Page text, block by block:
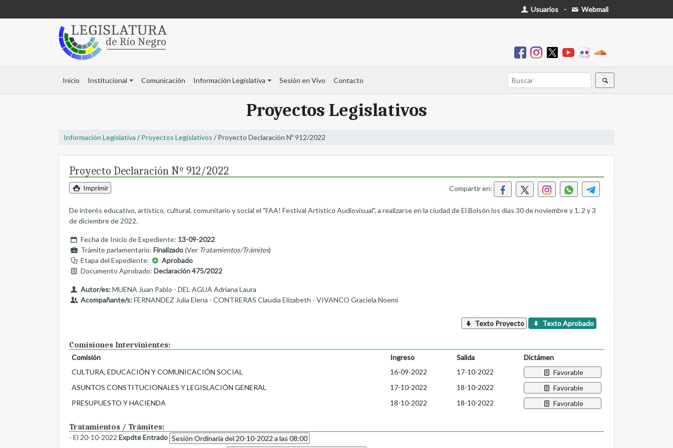
Usuarios - Webmail
Inicio Institucional Comunicación Información Legislativa Sesión en Vivo Contacto
Proyectos Legislativos
Información Legislativa / Proyectos Legislativos / Proyecto Declaración Nº 912/2022
Proyecto Declaración Nº 912/2022
Imprimir Compartir en:
De interés educativo, artístico, cultural, comunitario y social el "FAA! Festival Artístico Audiovisual", a realizarse en la ciudad de El Bolsón los días 30 de noviembre y 1, 2 y 3
de diciembre de 2022.
Fecha de Inicio de Expediente: 13-09-2022
Trámite parlamentario: Finalizado(Ver Tratamientos/Trámites)
Etapa del Expediente:
Aprobado
Documento Aprobado: Declaración 475/2022
Autor/es:MUENA Juan Pablo - DEL AGUA Adriana Laura
Acompañante/s:FERNANDEZ Julia Elena - CONTRERAS Claudia Elizabeth - VIVANCO Graciela Noemí
Texto Proyecto Texto Aprobado
Comisiones Intervinientes:
Comisión Ingreso Salida
Dictámen
CULTURA, EDUCACIÓN Y COMUNICACIÓN SOCIAL
16-09-2022 17-10-2022
Favorable
ASUNTOS CONSTITUCIONALES Y LEGISLACIÓN GENERAL
17-10-2022 18-10-2022
Favorable
PRESUPUESTO Y HACIENDA
18-10-2022 18-10-2022 Favorable
Tratamientos / Trámites:
- El 20-10-2022 Expdte Entrado Sesión Ordinaria del 20-10-2022 a las 08:00